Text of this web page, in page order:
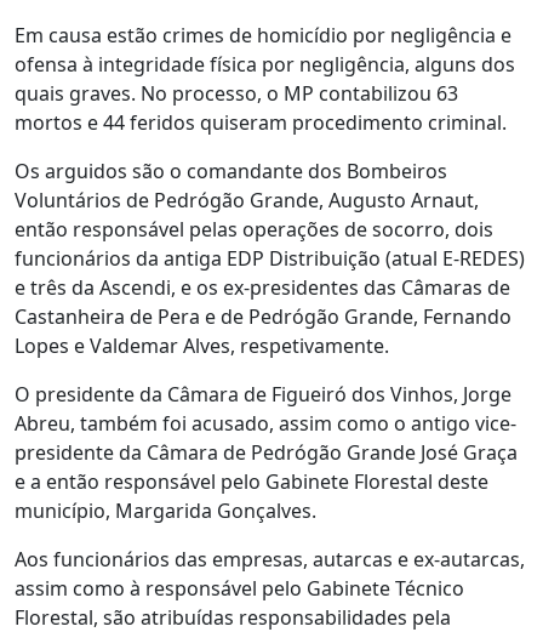
Em causa estão crimes de homicídio por negligência e
ofensa à integridade física por negligência, alguns dos
quais graves. No processo, o MP contabilizou 63
mortos e 44 feridos quiseram procedimento criminal.
Os arguidos são o comandante dos Bombeiros
Voluntários de Pedrógão Grande, Augusto Arnaut,
então responsável pelas operações de socorro, dois
funcionários da antiga EDP Distribuição (atual E-REDES)
e três da Ascendi, e os ex-presidentes das Câmaras de
Castanheira de Pera e de Pedrógão Grande, Fernando
Lopes e Valdemar Alves, respetivamente.
O presidente da Câmara de Figueiró dos Vinhos, Jorge
Abreu, também foi acusado, assim como o antigo vice-
presidente da Câmara de Pedrógão Grande José Graça
e a então responsável pelo Gabinete Florestal deste
município, Margarida Gonçalves.
Aos funcionários das empresas, autarcas e ex-autarcas,
assim como à responsável pelo Gabinete Técnico
Florestal, são atribuídas responsabilidades pela